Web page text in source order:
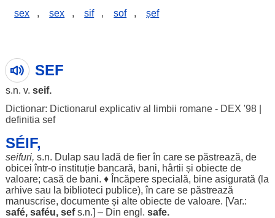
sex , sex , sif , sof , șef
SEF
s.n. v. seif.
Dictionar: Dictionarul explicativ al limbii romane - DEX '98|
definitia sef
SÉIF,
seifuri, s.n. Dulapsau ladă de fierîn care se păstrează, de
obicei într-o instituție bancară, bani, hârtii și obiectede
valoare; casă de bani. ♦ Încăpere specială, bine asigurată (la
arhivesau la biblioteci publice), în care se păstrează
manuscrise, documenteși alte obiectede valoare. [Var.:
safé, saféu, sefs.n.] – Din engl. safe.